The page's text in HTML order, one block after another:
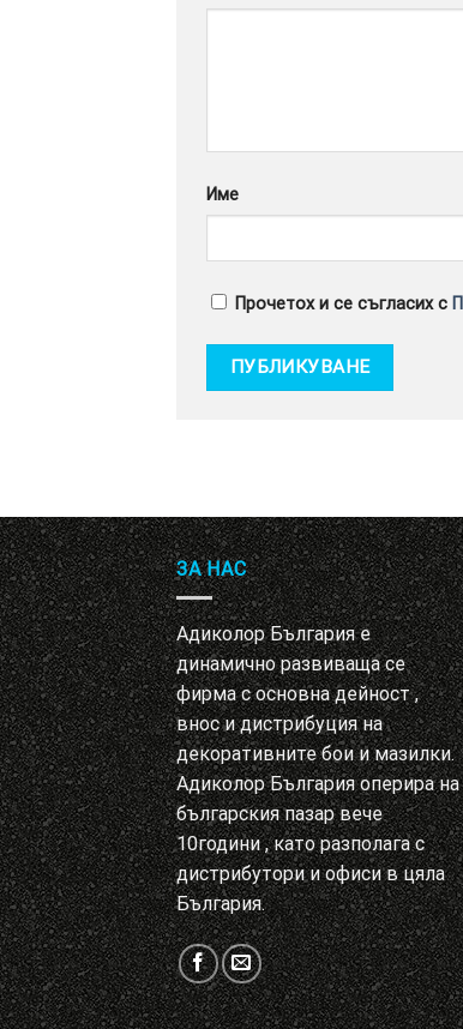
Име
Прочетох и се съгласих с
ЗА НАС
Адиколор България е
динамично развиваща се
фирма с основна дейност ,
внос и дистрибуция на
декоративните бои и мазилки.
Адиколор България оперира на
българския пазар вече
10години , като разполага с
дистрибутори и офиси в цяла
България.